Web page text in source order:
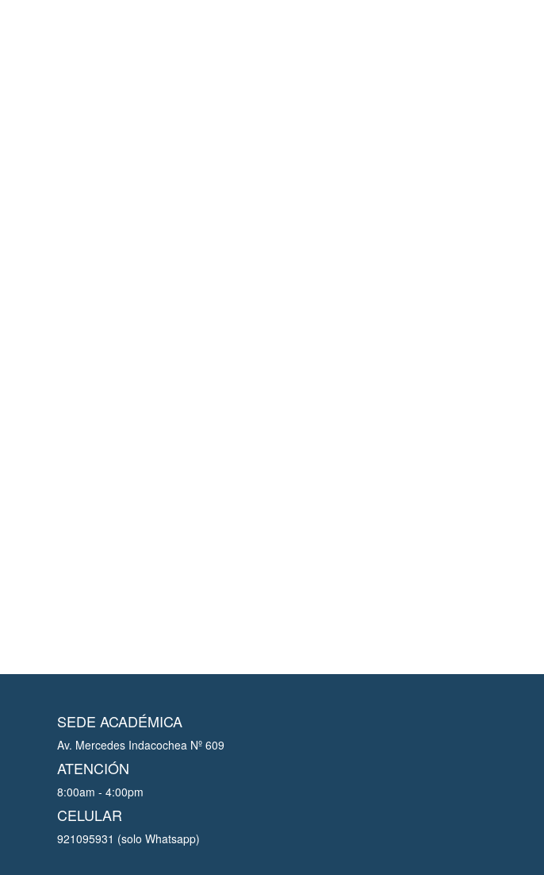
SEDE ACADÉMICA
Av. Mercedes Indacochea Nº 609
ATENCIÓN
8:00am - 4:00pm
CELULAR
921095931 (solo Whatsapp)